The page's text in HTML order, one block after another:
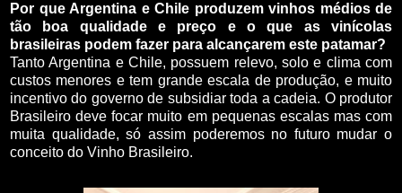
Por que Argentina e Chile produzem vinhos médios de
tão boa qualidade e preço e o que as vinícolas
brasileiras podem fazer para alcançarem este patamar?
Tanto Argentina e Chile, possuem relevo, solo e clima com
custos menores e tem grande escala de produção, e muito
incentivo do governo de subsidiar toda a cadeia. O produtor
Brasileiro deve focar muito em pequenas escalas mas com
muita qualidade, só assim poderemos no futuro mudar o
conceito do Vinho Brasileiro.